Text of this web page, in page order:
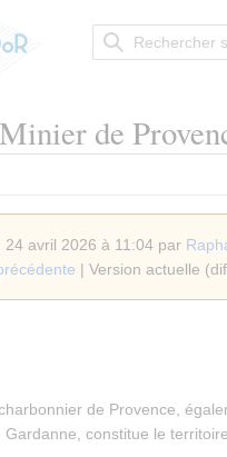
de
24 avril 2026 à 11:04 par
| Version actuelle
de Provence,
constitue le